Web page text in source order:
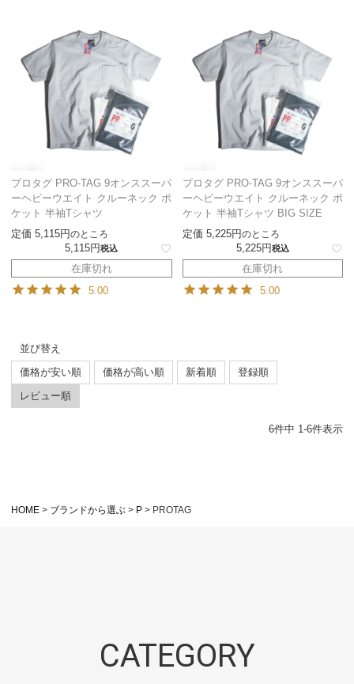
プロタグ PRO-TAG 9オンススーパ
ーヘビーウエイト クルーネック ポ
ケット 半袖Tシャツ
定価 5,115 のところ
5,115 税込
在庫切れ
5.00
プロタグ PRO-TAG 9オンススーパ
ーヘビーウエイト クルーネック ポ
ケット 半袖Tシャツ BIG SIZE
定価 5,225 のところ
5,225 税込
在庫切れ
5.00
並び替え
価格が安い順
価格が高い順 新着順
登録順
レビュー順
6件中 1-6件表示
HOME ブランドから選ぶ P PROTAG
CATEGORY